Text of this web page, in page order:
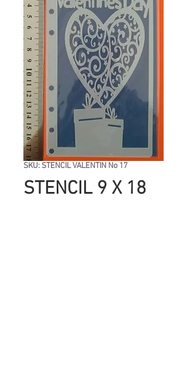
SKU: STENCIL VALENTIN No 17
STENCIL 9 X 18